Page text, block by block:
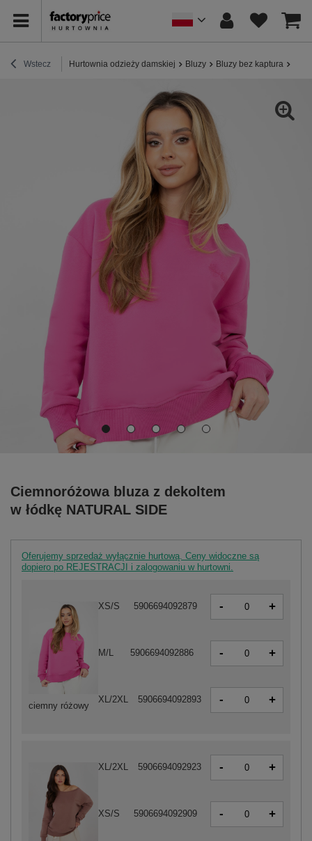
Wstecz Hurtownia odzieży damskiej Bluzy Bluzy bez kaptura
Ciemnoróżowa bluza z dekoltem
w łódkę NATURAL SIDE
Oferujemy sprzedaż wyłącznie hurtową. Ceny widoczne są
dopiero po REJESTRACJI i zalogowaniu w hurtowni.
ciemny różowy
XS/S 5906694092879 - +
M/L 5906694092886 - +
XL/2XL 5906694092893 - +
XL/2XL 5906694092923 - +
XS/S 5906694092909 - +